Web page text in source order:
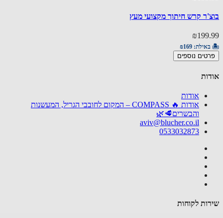
קרש חיתוך מקצועי מעץ
₪169
נוספים
אודות
אודות 🔥 COMPASS – המקום לחובבי הגריל, המעשנות
והבשרים🥩🌿
aviv@blucher.co.il
0533032873
לקוחות